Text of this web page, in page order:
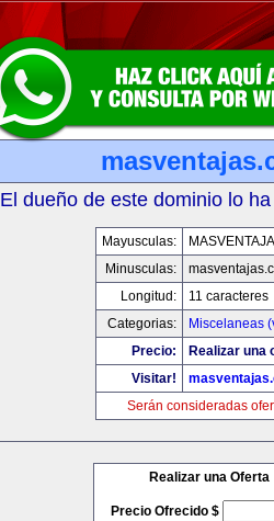
El dueño de este dominio lo
Mayusculas:
Minusculas:
Longitud:
11 caracteres
Categorias:
Miscelaneas
Precio:
Realizar una
Visitar!
Serán consideradas
Realizar una Oferta
Precio Ofrecido $